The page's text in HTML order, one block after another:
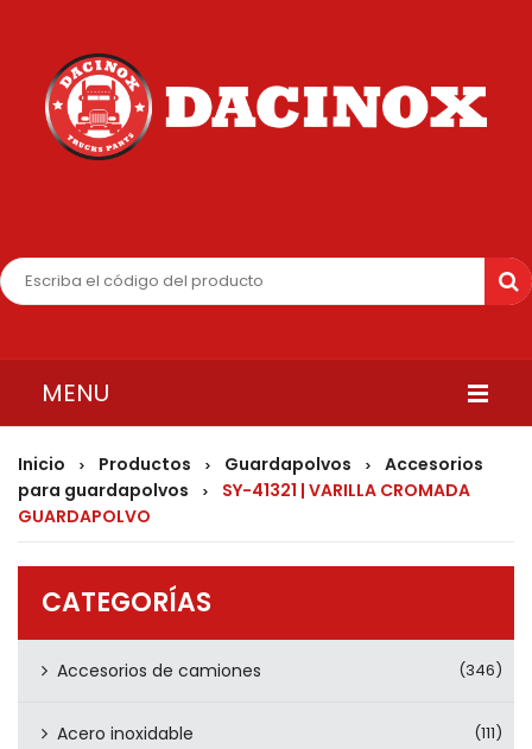
MENU
INICIO
QUIENES SOMOS
PRODUCTOS
CONTÁCTENOS
Inicio > Productos > Guardapolvos >
Accesorios
para guardapolvos
>
SY-41321 | VARILLA CROMADA
GUARDAPOLVO
CATEGORÍAS
Accesorios de camiones (346)
Acero inoxidable (111)